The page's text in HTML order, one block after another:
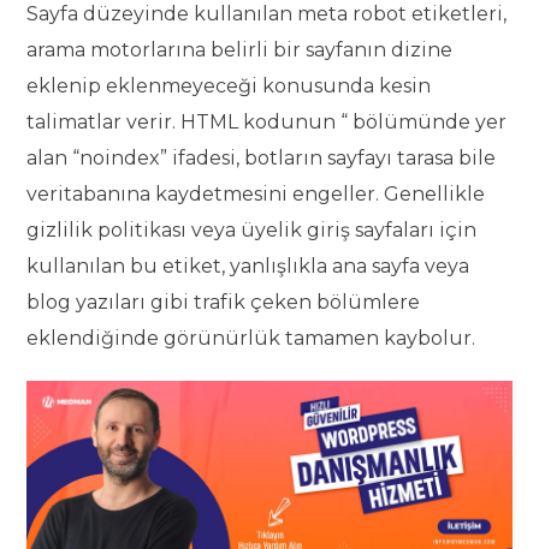
Sayfa düzeyinde kullanılan meta robot etiketleri,
arama motorlarına belirli bir sayfanın dizine
eklenip eklenmeyeceği konusunda kesin
talimatlar verir. HTML kodunun “ bölümünde yer
alan “noindex” ifadesi, botların sayfayı tarasa bile
veritabanına kaydetmesini engeller. Genellikle
gizlilik politikası veya üyelik giriş sayfaları için
kullanılan bu etiket, yanlışlıkla ana sayfa veya
blog yazıları gibi trafik çeken bölümlere
eklendiğinde görünürlük tamamen kaybolur.